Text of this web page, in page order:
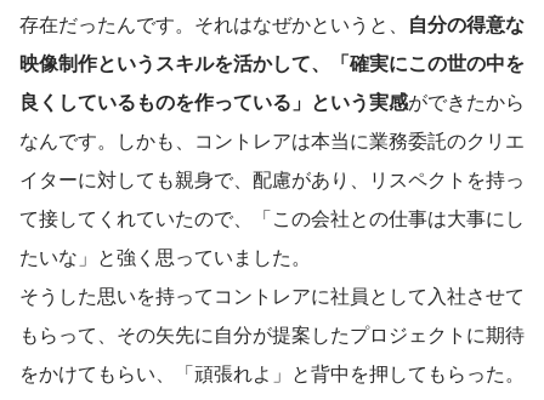
存在だったんです。それはなぜかというと、 自分の得意な
映像制作というスキルを活かして、「確実にこの世の中を
良くしているものを作っている」という実感ができたから
なんです。しかも、コントレアは本当に業務委託のクリエ
イターに対しても親身で、配慮があり、リスペクトを持っ
て接してくれていたので、「この会社との仕事は大事にし
たいな」と強く思っていました。
そうした思いを持ってコントレアに社員として入社させて
もらって、その矢先に自分が提案したプロジェクトに期待
をかけてもらい、「頑張れよ」と背中を押してもらった。